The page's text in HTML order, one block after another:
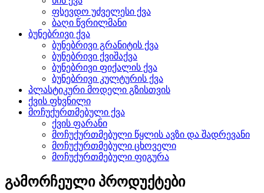
ფსევდო უძველესი ქვა
ბაღი წვრილმანი
ბუნებრივი ქვა
ბუნებრივი გრანიტის ქვა
ბუნებრივი ქვიშაქვა
ბუნებრივი ფიქალის ქვა
ბუნებრივი კულტურის ქვა
პლასტიკური მოდელი გზისთვის
ქვის ფხვნილი
მოჩუქურთმებული ქვა
ქვის ფარანი
მოჩუქურთმებული წყლის ავზი და შადრევანი
მოჩუქურთმებული ცხოველი
მოჩუქურთმებული ფიგურა
გამორჩეული პროდუქტები